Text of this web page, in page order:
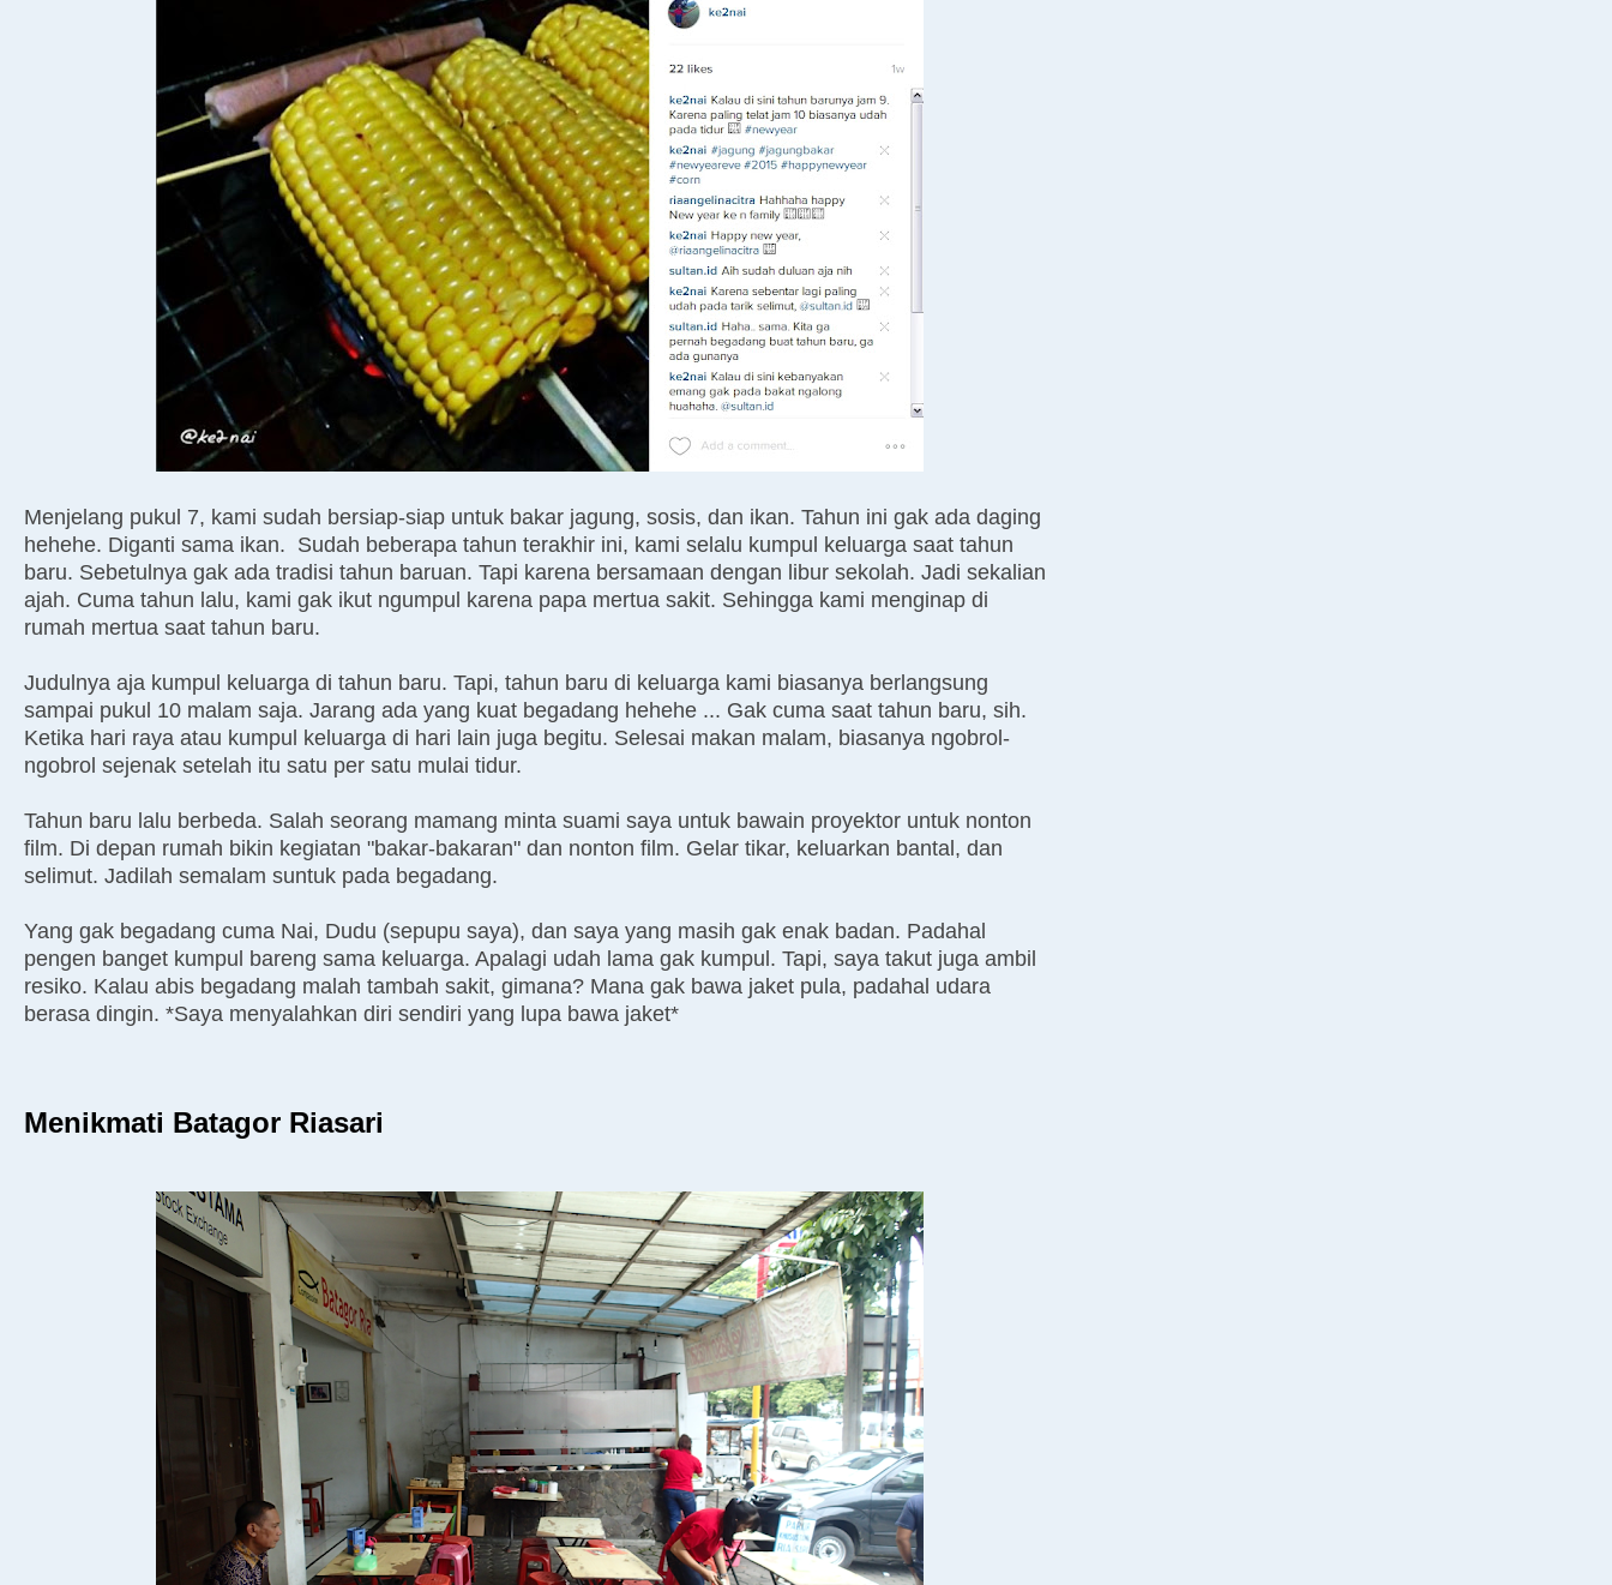
Menjelang pukul 7, kami sudah bersiap-siap untuk bakar jagung, sosis, dan ikan. Tahun ini gak ada daging
hehehe. Diganti sama ikan. Sudah beberapa tahun terakhir ini, kami selalu kumpul keluarga saat tahun
baru. Sebetulnya gak ada tradisi tahun baruan. Tapi karena bersamaan dengan libur sekolah. Jadi sekalian
ajah. Cuma tahun lalu, kami gak ikut ngumpul karena papa mertua sakit. Sehingga kami menginap di
rumah mertua saat tahun baru.
Judulnya aja kumpul keluarga di tahun baru. Tapi, tahun baru di keluarga kami biasanya berlangsung
sampai pukul 10 malam saja. Jarang ada yang kuat begadang hehehe ... Gak cuma saat tahun baru, sih.
Ketika hari raya atau kumpul keluarga di hari lain juga begitu. Selesai makan malam, biasanya ngobrol-
ngobrol sejenak setelah itu satu per satu mulai tidur.
Tahun baru lalu berbeda. Salah seorang mamang minta suami saya untuk bawain proyektor untuk nonton
film. Di depan rumah bikin kegiatan "bakar-bakaran" dan nonton film. Gelar tikar, keluarkan bantal, dan
selimut. Jadilah semalam suntuk pada begadang.
Yang gak begadang cuma Nai, Dudu (sepupu saya), dan saya yang masih gak enak badan. Padahal
pengen banget kumpul bareng sama keluarga. Apalagi udah lama gak kumpul. Tapi, saya takut juga ambil
resiko. Kalau abis begadang malah tambah sakit, gimana? Mana gak bawa jaket pula, padahal udara
berasa dingin. *Saya menyalahkan diri sendiri yang lupa bawa jaket*
Menikmati Batagor Riasari